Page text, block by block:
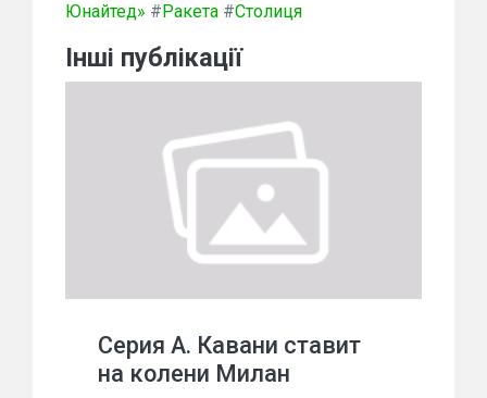
Юнайтед» #Ракета #Столиця
Інші публікації
Серия А. Кавани ставит
на колени Милан